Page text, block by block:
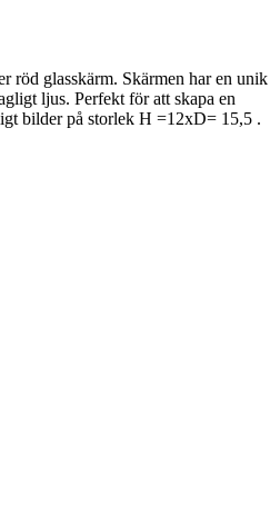
röd glasskärm. Skärmen har en unik
ljus. Perfekt för att skapa en
bilder på storlek H =12xD= 15,5 .